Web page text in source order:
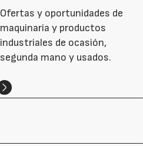
Ofertas y oportunidades de
maquinaria y productos
industriales de ocasión,
segunda mano y usados.